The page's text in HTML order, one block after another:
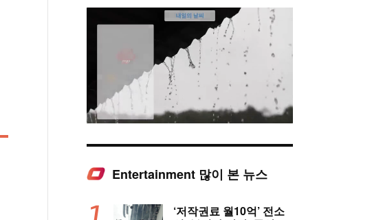
Mute
Entertainment 많이 본 뉴스
‘저작권료 월10억’ 전소